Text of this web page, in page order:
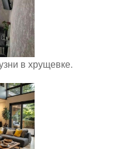
в хрущевке.